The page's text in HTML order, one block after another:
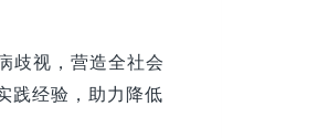
歧视，营造全社会
践经验，助力降低